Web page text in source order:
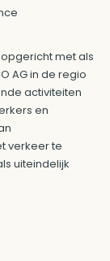
opgericht met als
AG in de regio
activiteiten
en
verkeer te
uiteindelijk